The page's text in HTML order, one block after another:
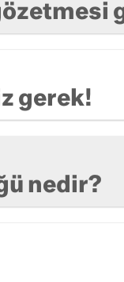
gerek!
nedir?